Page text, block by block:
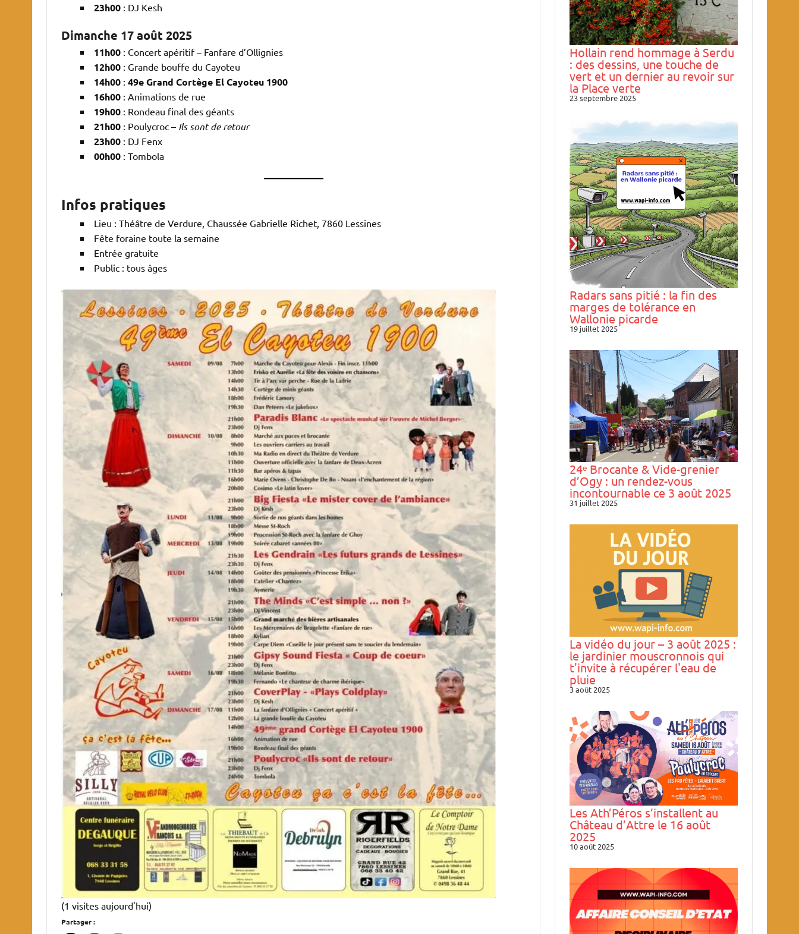
23h00: DJ Kesh
Dimanche 17 août 2025
11h00: Concert apéritif – Fanfare d’Ollignies
12h00: Grande bouffe du Cayoteu
14h00: 49e Grand Cortège El Cayoteu 1900
16h00: Animations de rue
19h00: Rondeau final des géants
21h00: Poulycroc – Ils sont de retour
23h00: DJ Fenx
00h00: Tombola
Infos pratiques
Lieu : Théâtre de Verdure, Chaussée Gabrielle Richet, 7860 Lessines
Fête foraine toute la semaine
Entrée gratuite
Public : tous âges
(1 visites aujourd'hui)
Partager :
Hollain rend hommage à Serdu
: des dessins, une touche de
vert et un dernier au revoir sur
la Place verte
23 septembre 2025
Radars sans pitié : la fin des
marges de tolérance en
Wallonie picarde
19 juillet 2025
24ᵉ Brocante & Vide-grenier
d’Ogy : un rendez-vous
incontournable ce 3 août 2025
31 juillet 2025
La vidéo du jour – 3 août 2025 :
le jardinier mouscronnois qui
t'invite à récupérer l'eau de
pluie
3 août 2025
Les Ath’Péros s’installent au
Château d’Attre le 16 août
2025
10 août 2025